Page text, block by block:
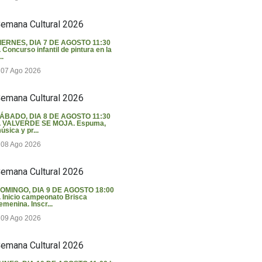
Cultural 2026
DIA 7 DE AGOSTO 11:30
Concurso infantil de pintura en la
07 Ago 2026
Cultural 2026
DIA 8 DE AGOSTO 11:30
VALVERDE SE MOJA. Espuma,
y pr...
08 Ago 2026
Cultural 2026
DIA 9 DE AGOSTO 18:00
Inicio campeonato Brisca
Inscr...
09 Ago 2026
Cultural 2026